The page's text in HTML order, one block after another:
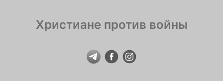
Христиане против войны